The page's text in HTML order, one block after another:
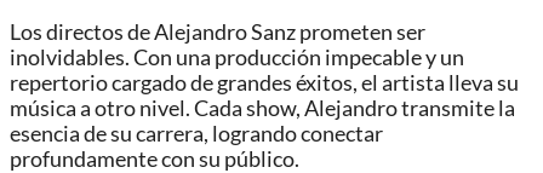
Los directos de Alejandro Sanz prometen ser
inolvidables. Con una producción impecable y un
repertorio cargado de grandes éxitos, el artista lleva su
música a otro nivel. Cada show, Alejandro transmite la
esencia de su carrera, logrando conectar
profundamente con su público.